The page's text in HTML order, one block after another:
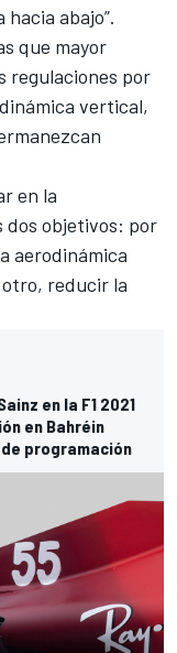
abajo”.
que mayor
regulaciones por
vertical,
en la
dos objetivos: por
aerodinámica
reducir la
en la F1 2021
en Bahréin
programación